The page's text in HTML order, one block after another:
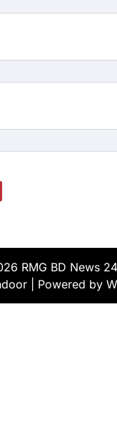
RMG BD News 24
| Powered by